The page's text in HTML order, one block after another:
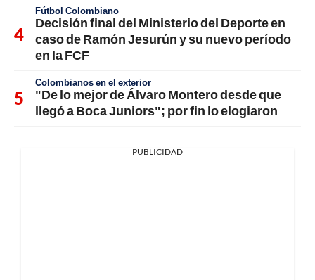
Fútbol Colombiano
Decisión final del Ministerio del Deporte en
caso de Ramón Jesurún y su nuevo período
en la FCF
Colombianos en el exterior
"De lo mejor de Álvaro Montero desde que
llegó a Boca Juniors"; por fin lo elogiaron
PUBLICIDAD